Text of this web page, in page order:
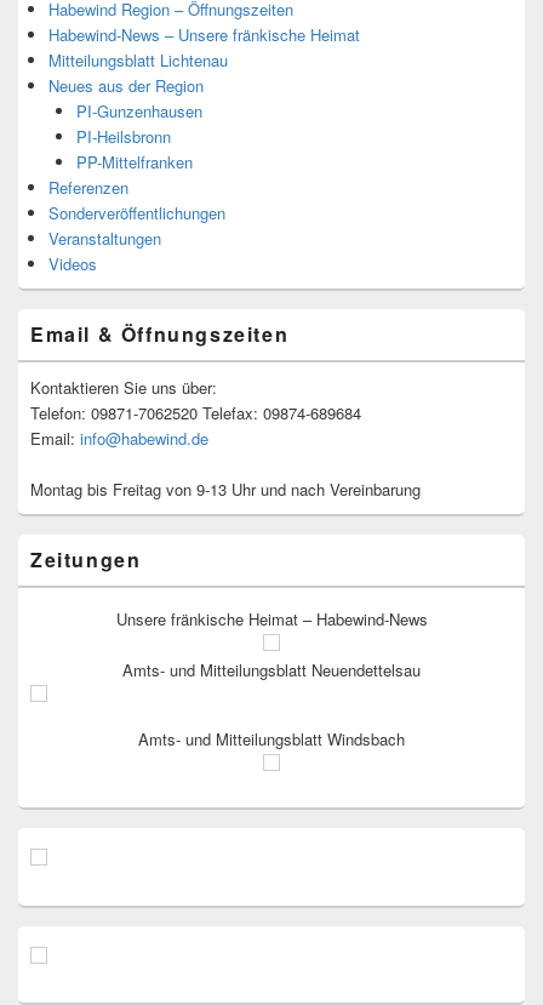
Habewind Region – Öffnungszeiten
Habewind-News – Unsere fränkische Heimat
Mitteilungsblatt Lichtenau
Neues aus der Region
PI-Gunzenhausen
PI-Heilsbronn
PP-Mittelfranken
Referenzen
Sonderveröffentlichungen
Veranstaltungen
Videos
Email & Öffnungszeiten
Kontaktieren Sie uns über:
Telefon: 09871-7062520 Telefax: 09874-689684
Email: info@habewind.de
Montag bis Freitag von 9-13 Uhr und nach Vereinbarung
Zeitungen
Unsere fränkische Heimat – Habewind-News
Amts- und Mitteilungsblatt Neuendettelsau
Amts- und Mitteilungsblatt Windsbach